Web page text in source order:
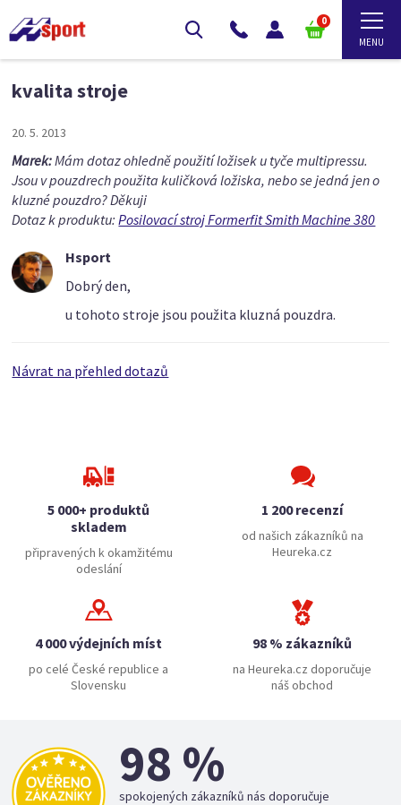
0
kvalita stroje
20. 5. 2013
Marek:Mám dotaz ohledně použití ložisek u tyče multipressu.
Jsou v pouzdrech použita kuličková ložiska, nebo se jedná jen o
kluzné pouzdro? Děkuji
Dotaz k produktu:Posilovací stroj Formerfit Smith Machine 380
Hsport
Dobrý den,
u tohoto stroje jsou použita kluzná pouzdra.
Návrat na přehled dotazů
5 000+ produktů
skladem
připravených k okamžitému
odeslání
1 200 recenzí
od našich zákazníků na
Heureka.cz
4 000 výdejních míst
po celé České republice a
Slovensku
98 % zákazníků
na Heureka.cz doporučuje
náš obchod
98 %
spokojených zákazníků nás doporučuje